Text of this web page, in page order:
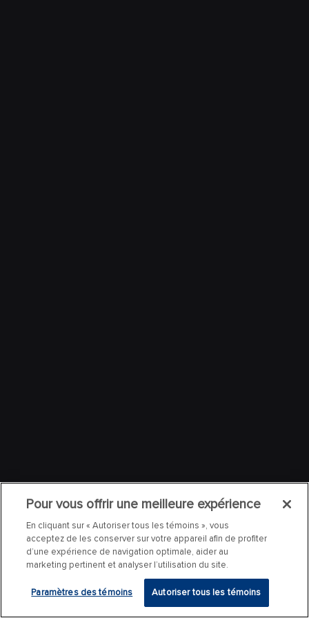
Pour vous offrir une meilleure expérience
En cliquant sur « Autoriser tous les témoins », vous
acceptez de les conserver sur votre appareil afin de profiter
d’une expérience de navigation optimale, aider au
marketing pertinent et analyser l’utilisation du site.
Paramètres des témoins Autoriser tous les témoins